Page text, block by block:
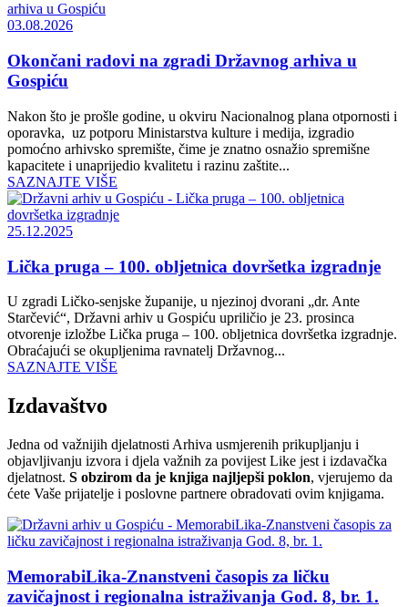
03.08.2026
Okončani radovi na zgradi Državnog arhiva u
Gospiću
Nakon što je prošle godine, u okviru Nacionalnog plana otpornosti i
oporavka, uz potporu Ministarstva kulture i medija, izgradio
pomoćno arhivsko spremište, čime je znatno osnažio spremišne
kapacitete i unaprijedio kvalitetu i razinu zaštite...
SAZNAJTE VIŠE
25.12.2025
Lička pruga – 100. obljetnica dovršetka izgradnje
U zgradi Ličko-senjske županije, u njezinoj dvorani „dr. Ante
Starčević“, Državni arhiv u Gospiću upriličio je 23. prosinca
otvorenje izložbe Lička pruga – 100. obljetnica dovršetka izgradnje.
Obraćajući se okupljenima ravnatelj Državnog...
SAZNAJTE VIŠE
Izdavaštvo
Jedna od važnijih djelatnosti Arhiva usmjerenih prikupljanju i
objavljivanju izvora i djela važnih za povijest Like jest i izdavačka
djelatnost. S obzirom da je knjiga najljepši poklon, vjerujemo da
ćete Vaše prijatelje i poslovne partnere obradovati ovim knjigama.
MemorabiLika-Znanstveni časopis za ličku
zavičajnost i regionalna istraživanja God. 8, br. 1.